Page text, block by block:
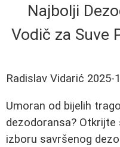
Najbolji
Vodič za Suve
Radislav Vidarić 2025-
Umoran od bijelih
dezodoransa?
izboru savršenog